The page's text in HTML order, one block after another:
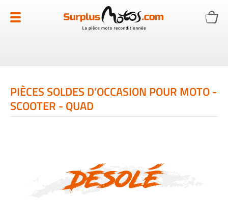
au
contenu
PIÈCES SOLDES D’OCCASION POUR MOTO -
SCOOTER - QUAD
Désolé